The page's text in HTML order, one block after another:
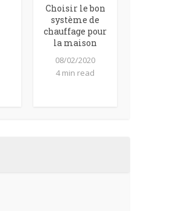
Choisir le bon
système de
chauffage pour
la maison
08/02/2020
4 min read